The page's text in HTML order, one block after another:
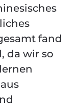
fand
da wir so